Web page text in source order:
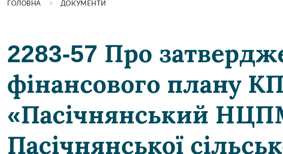
ГОЛОВНА ДОКУМЕНТИ
2283-57 Про
фінансового плану КП
«Пасічнянський
Пасічнянської